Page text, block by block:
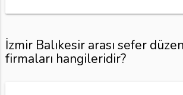
İzmir Balıkesir arası sefer
firmaları hangileridir?